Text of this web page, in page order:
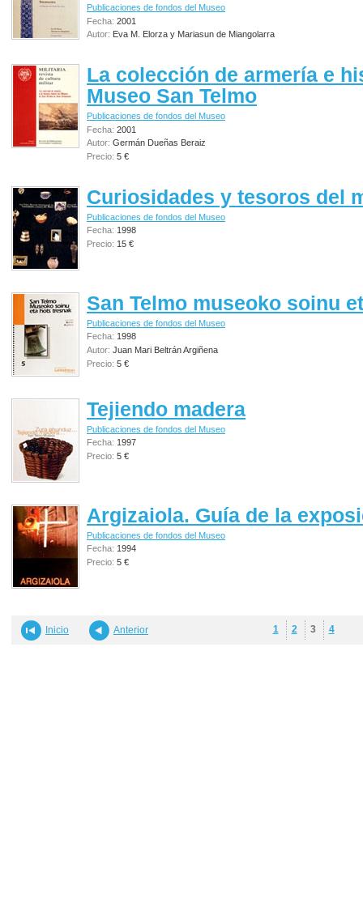
Publicaciones de fondos del Museo
Fecha: 2001
Autor: Eva M. Elorza y Mariasun de Miangolarra
La colección de armería e
Museo San Telmo
Publicaciones de fondos del Museo
Fecha: 2001
Autor: Germán Dueñas Beraiz
Precio: 5 €
Curiosidades y tesoros del
Publicaciones de fondos del Museo
Fecha: 1998
Precio: 15 €
San Telmo museoko soinu
Publicaciones de fondos del Museo
Fecha: 1998
Autor: Juan Mari Beltrán Argiñena
Precio: 5 €
Tejiendo madera
Publicaciones de fondos del Museo
Fecha: 1997
Precio: 5 €
Argizaiola. Guía de la
Publicaciones de fondos del Museo
Fecha: 1994
Precio: 5 €
Inicio Anterior 1 2 3 4